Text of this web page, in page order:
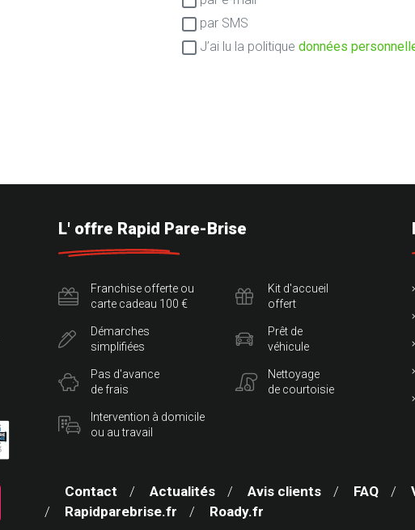
RGPD
par SMS
J’ai lu la politique données
L' offre Rapid Pare-Brise
Franchise offerte ou
carte cadeau 100 €
Démarches
simplifiées
Pas d'avance
de frais
Intervention à domicile
ou au travail
Kit d'accueil
offert
Prêt de
véhicule
Nettoyage
de courtoisie
Contact Actualités Avis clients FAQ
Rapidparebrise.fr
Roady.fr